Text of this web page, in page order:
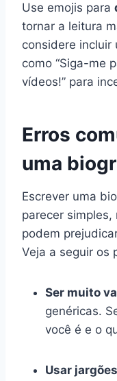
Use emojis para
tornar a leitura
considere incluir
como “Siga-me
vídeos!” para
Erros
uma
Escrever uma
parecer simples,
podem
Veja a seguir os
Ser muito
genéricas.
você é e o
Usar